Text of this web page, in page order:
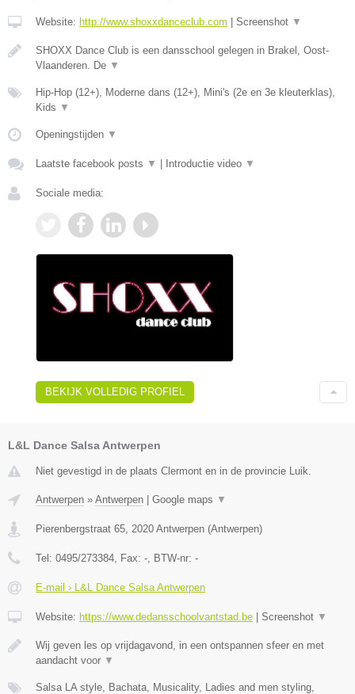
Website: http://www.shoxxdanceclub.com | Screenshot ▼
SHOXX Dance Club is een dansschool gelegen in Brakel, Oost-
Vlaanderen. De ▼
Hip-Hop (12+), Moderne dans (12+), Mini's (2e en 3e kleuterklas),
Kids ▼
Openingstijden ▼
Laatste facebook posts ▼ | Introductie video ▼
Sociale media:
BEKIJK VOLLEDIG PROFIEL
L&L Dance Salsa Antwerpen
Niet gevestigd in de plaats Clermont en in de provincie Luik.
Antwerpen » Antwerpen | Google maps ▼
Pierenbergstraat 65 2020 Antwerpen (Antwerpen)
Tel: 0495/273384 , Fax: - , BTW-nr: -
E-mail › L&L Dance Salsa Antwerpen
Website: https://www.dedansschoolvantstad.be | Screenshot ▼
Wij geven les op vrijdagavond, in een ontspannen sfeer en met
aandacht voor ▼
Salsa LA style, Bachata, Musicality, Ladies and men styling,